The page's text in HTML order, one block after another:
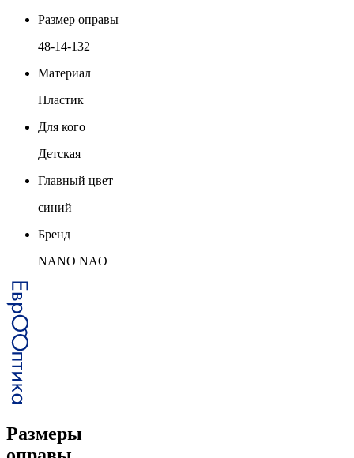
Размер оправы
48-14-132
Материал
Пластик
Для кого
Детская
Главный цвет
синий
Бренд
NANO NAO
Размеры